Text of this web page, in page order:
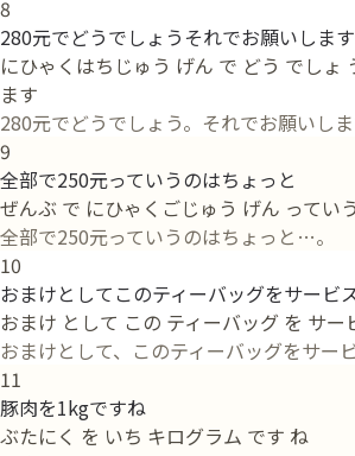
8
280元でどうでしょうそれでお願いします
にひゃくはちじゅう げん で どう でしょ
ます
280元でどうでしょう。それでお願いしま
9
全部で250元っていうのはちょっと
ぜんぶ で にひゃくごじゅう げん ってい
全部で250元っていうのはちょっと…。
10
おまけとしてこのティーバッグをサービ
おまけ として この ティーバッグ を サー
おまけとして、このティーバッグをサービ
11
豚肉を1kgですね
ぶたにく を いち キログラム です ね